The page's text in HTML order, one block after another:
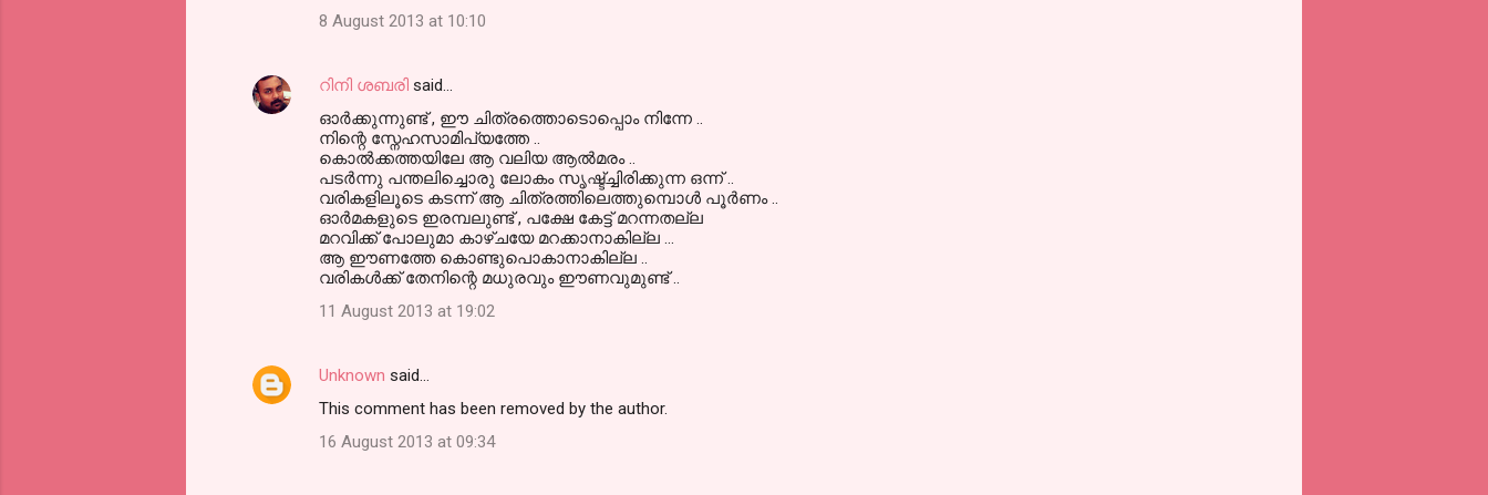
8 August 2013 at 10:10
റിനി ശബരി said…
ഓര്‍ക്കുന്നുണ്ട് , ഈ ചിത്രത്തൊടൊപ്പൊം നിന്നേ ..
നിന്റെ സ്നേഹസാമിപ്യത്തേ ..
കൊല്‍ക്കത്തയിലേ ആ വലിയ ആല്‍മരം ..
പടര്‍ന്നു പന്തലിച്ചൊരു ലോകം സൃഷ്ട്ച്ചിരിക്കുന്ന ഒന്ന് ..
വരികളിലൂടെ കടന്ന് ആ ചിത്രത്തിലെത്തുമ്പൊള്‍ പൂര്‍ണം ..
ഓര്‍മകളുടെ ഇരമ്പലുണ്ട് , പക്ഷേ കേട്ട് മറന്നതല്ല
മറവിക്ക് പോലുമാ കാഴ്ചയേ മറക്കാനാകില്ല ...
ആ ഈണത്തേ കൊണ്ടുപൊകാനാകില്ല ..
വരികള്‍ക്ക് തേനിന്റെ മധുരവും ഈണവുമുണ്ട് ..
11 August 2013 at 19:02
Unknown said…
This comment has been removed by the author.
16 August 2013 at 09:34